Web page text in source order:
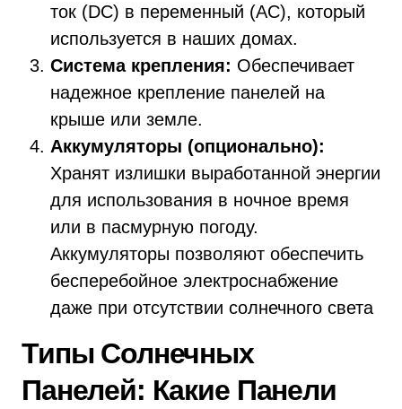
ток (DC) в переменный (AC), который
используется в наших домах.
Система крепления: Обеспечивает
надежное крепление панелей на
крыше или земле.
Аккумуляторы (опционально):
Хранят излишки выработанной энергии
для использования в ночное время
или в пасмурную погоду.
Аккумуляторы позволяют обеспечить
бесперебойное электроснабжение
даже при отсутствии солнечного света
Типы Солнечных
Панелей: Какие Панели